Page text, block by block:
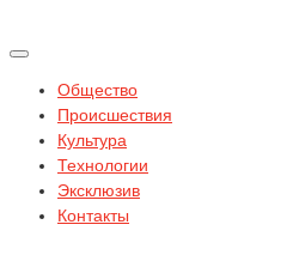
Общество
Происшествия
Культура
Технологии
Эксклюзив
Контакты